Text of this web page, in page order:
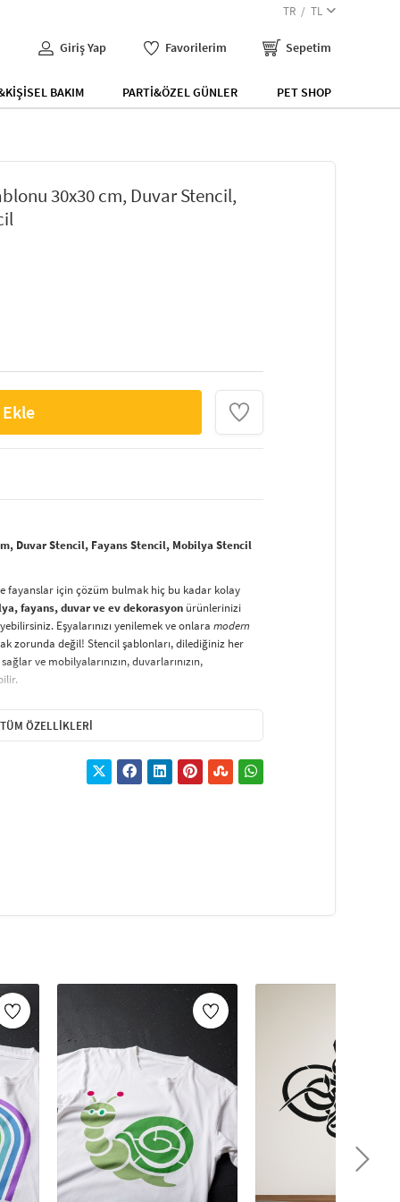
TR TL
Giriş Yap Favorilerim Sepetim
BAKIM PARTİ&ÖZEL GÜNLER PET SHOP
30x30 cm, Duvar Stencil,
Duvar Stencil, Fayans Stencil, Mobilya Stencil
fayanslar için çözüm bulmak hiç bu kadar kolay
fayans, duvar ve ev dekorasyon ürünlerinizi
Eşyalarınızı yenilemek ve onlara modern
zorunda değil! Stencil şablonları, dilediğiniz her
sağlar ve mobilyalarınızın, duvarlarınızın,
Evinizi, kişisel zevkinizle özelleştirebilir
El işi ve ev dekorasyonusevenler için stencil,
kullanılabilir. Özel hammaddeden üretilen
ÖZELLIKLERI